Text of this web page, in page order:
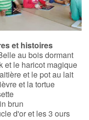
et histoires
au bois dormant
et le haricot magique
et le pot au lait
et la tortue
brun
d'or et les 3 ours